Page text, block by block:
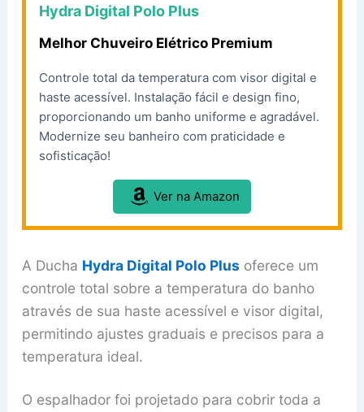
Hydra Digital Polo Plus
Melhor Chuveiro Elétrico Premium
Controle total da temperatura com visor digital e
haste acessível. Instalação fácil e design fino,
proporcionando um banho uniforme e agradável.
Modernize seu banheiro com praticidade e
sofisticação!
Ver na Amazon
A Ducha Hydra Digital Polo Plus oferece um
controle total sobre a temperatura do banho
através de sua haste acessível e visor digital,
permitindo ajustes graduais e precisos para a
temperatura ideal.
O espalhador foi projetado para cobrir toda a